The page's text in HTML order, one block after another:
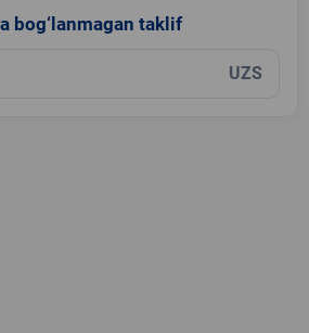
bog‘lanmagan taklif
UZS